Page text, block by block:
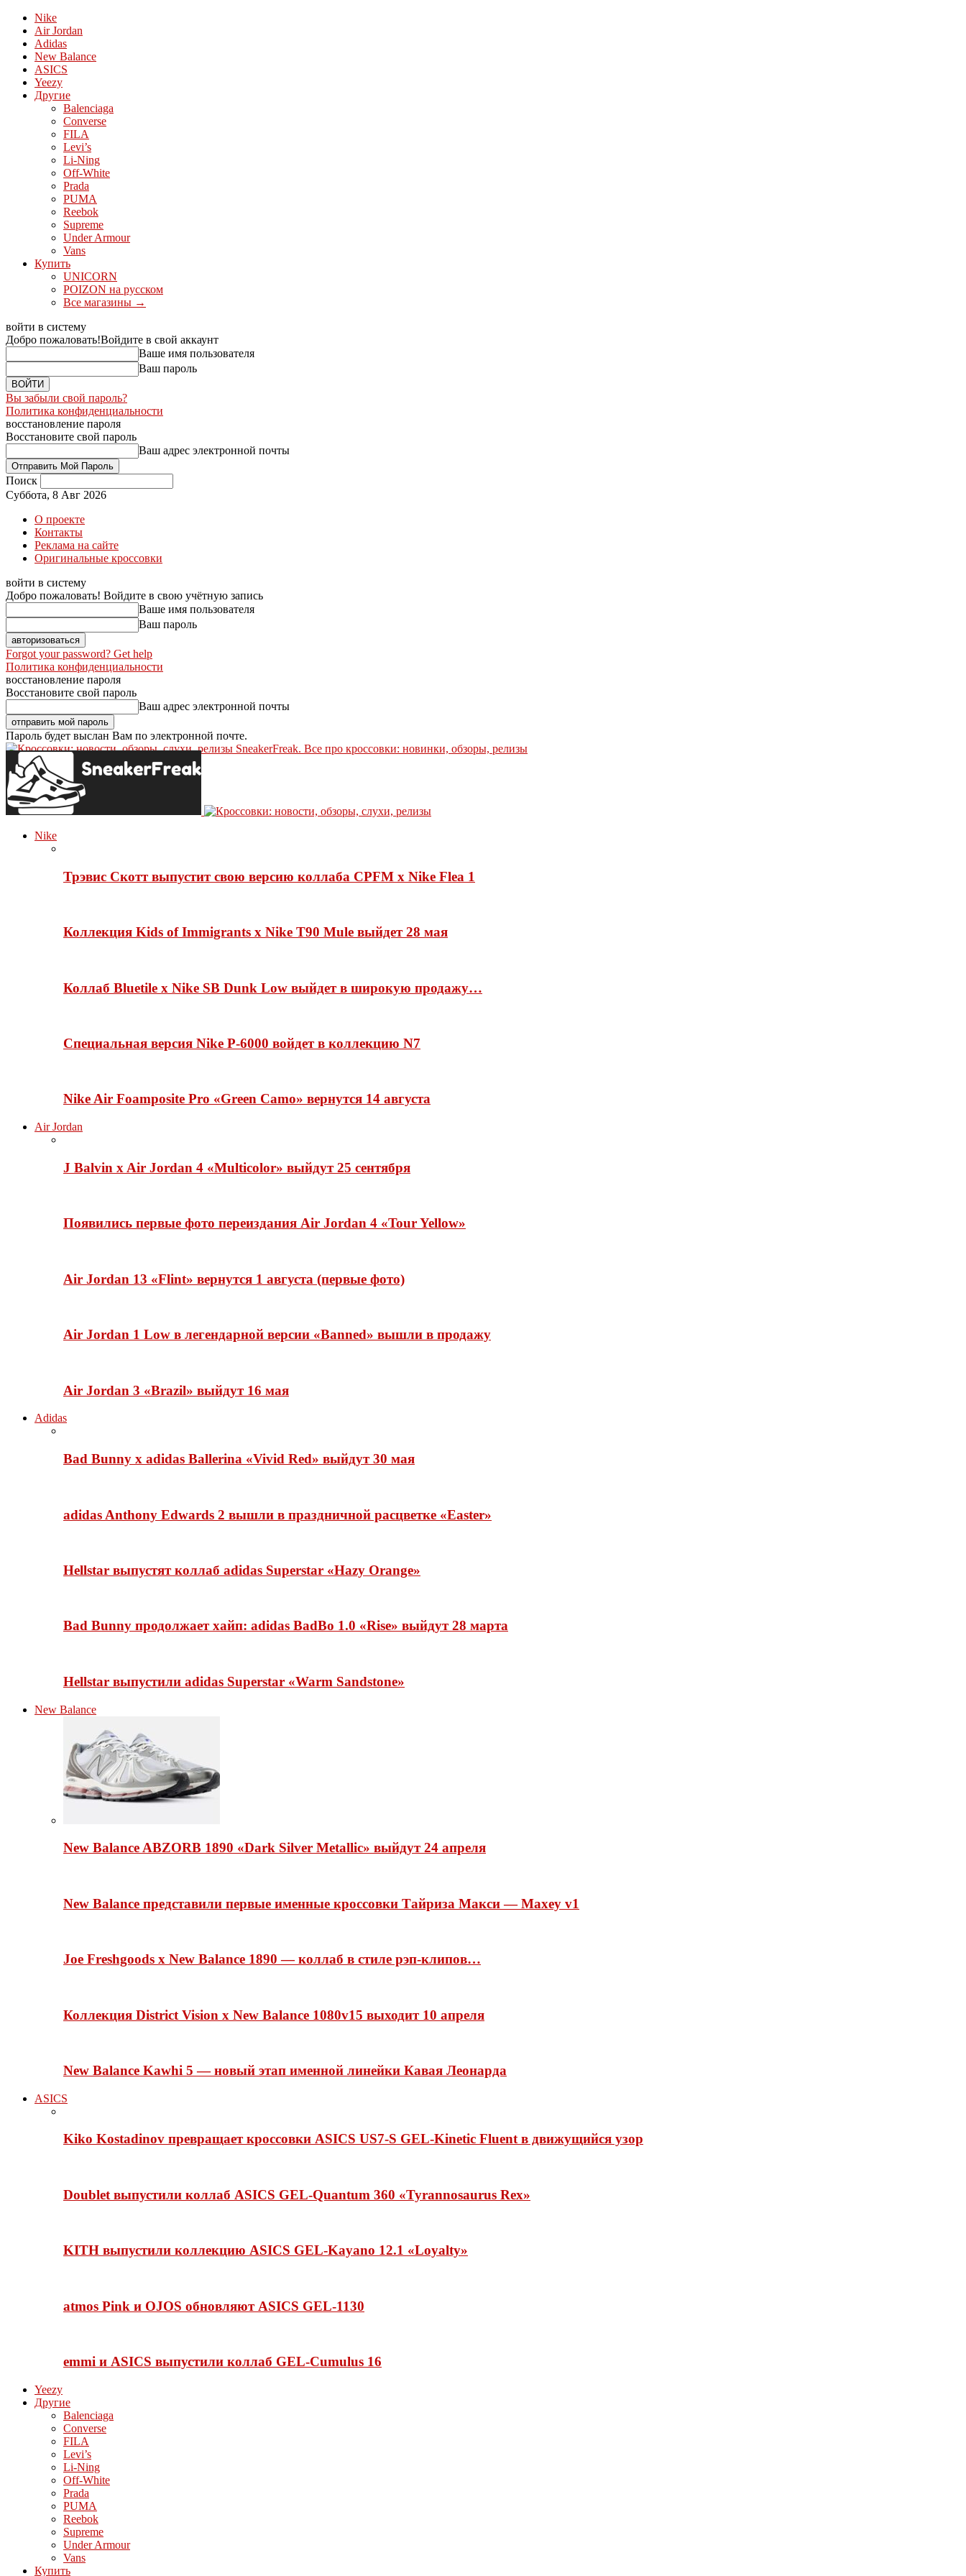
Nike
Air Jordan
Adidas
New Balance
ASICS
Yeezy
Другие
Balenciaga
Converse
FILA
Levi’s
Li-Ning
Off-White
Prada
PUMA
Reebok
Supreme
Under Armour
Vans
Купить
UNICORN
POIZON на русском
Все магазины →
войти в систему
Добро пожаловать!Войдите в свой аккаунт
Ваше имя пользователя
Ваш пароль
Вы забыли свой пароль?
Политика конфиденциальности
восстановление пароля
Восстановите свой пароль
Ваш адрес электронной почты
Поиск
Суббота, 8 Авг 2026
О проекте
Контакты
Реклама на сайте
Оригинальные кроссовки
войти в систему
Добро пожаловать! Войдите в свою учётную запись
Ваше имя пользователя
Ваш пароль
Forgot your password? Get help
Политика конфиденциальности
восстановление пароля
Восстановите свой пароль
Ваш адрес электронной почты
Пароль будет выслан Вам по электронной почте.
SneakerFreak. Все про кроссовки: новинки, обзоры, релизы
Nike
Трэвис Скотт выпустит свою версию коллаба CPFM x Nike Flea 1
Коллекция Kids of Immigrants x Nike T90 Mule выйдет 28 мая
Коллаб Bluetile x Nike SB Dunk Low выйдет в широкую продажу…
Специальная версия Nike P-6000 войдет в коллекцию N7
Nike Air Foamposite Pro «Green Camo» вернутся 14 августа
Air Jordan
J Balvin x Air Jordan 4 «Multicolor» выйдут 25 сентября
Появились первые фото переиздания Air Jordan 4 «Tour Yellow»
Air Jordan 13 «Flint» вернутся 1 августа (первые фото)
Air Jordan 1 Low в легендарной версии «Banned» вышли в продажу
Air Jordan 3 «Brazil» выйдут 16 мая
Adidas
Bad Bunny x adidas Ballerina «Vivid Red» выйдут 30 мая
adidas Anthony Edwards 2 вышли в праздничной расцветке «Easter»
Hellstar выпустят коллаб adidas Superstar «Hazy Orange»
Bad Bunny продолжает хайп: adidas BadBo 1.0 «Rise» выйдут 28 марта
Hellstar выпустили adidas Superstar «Warm Sandstone»
New Balance
New Balance ABZORB 1890 «Dark Silver Metallic» выйдут 24 апреля
New Balance представили первые именные кроссовки Тайриза Макси — Maxey v1
Joe Freshgoods x New Balance 1890 — коллаб в стиле рэп-клипов…
Коллекция District Vision x New Balance 1080v15 выходит 10 апреля
New Balance Kawhi 5 — новый этап именной линейки Кавая Леонарда
ASICS
Kiko Kostadinov превращает кроссовки ASICS US7-S GEL-Kinetic Fluent в движущийся узор
Doublet выпустили коллаб ASICS GEL-Quantum 360 «Tyrannosaurus Rex»
KITH выпустили коллекцию ASICS GEL-Kayano 12.1 «Loyalty»
atmos Pink и OJOS обновляют ASICS GEL-1130
emmi и ASICS выпустили коллаб GEL-Cumulus 16
Yeezy
Другие
Balenciaga
Converse
FILA
Levi’s
Li-Ning
Off-White
Prada
PUMA
Reebok
Supreme
Under Armour
Vans
Купить